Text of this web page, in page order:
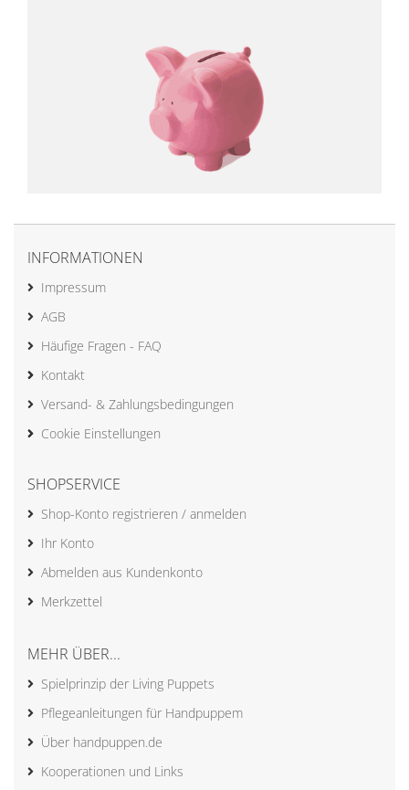
INFORMATIONEN
Impressum
AGB
Häufige Fragen - FAQ
Kontakt
Versand- & Zahlungsbedingungen
Cookie Einstellungen
SHOPSERVICE
Shop-Konto registrieren / anmelden
Ihr Konto
Abmelden aus Kundenkonto
Merkzettel
MEHR ÜBER...
Spielprinzip der Living Puppets
Pflegeanleitungen für Handpuppem
Über handpuppen.de
Kooperationen und Links